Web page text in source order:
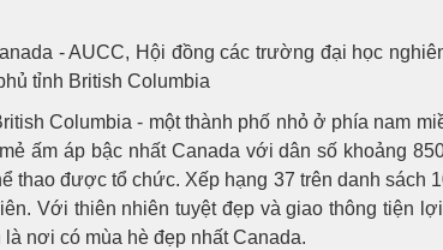
- AUCC, Hội đồng các trường đại học
tỉnh British Columbia
Columbia - một thành phố nhỏ ở phía nam
ấm áp bậc nhất Canada với dân số khoảng
thao được tổ chức. Xếp hạng 37 trên danh
Với thiên nhiên tuyệt đẹp và giao thông tiện
nơi có mùa hè đẹp nhất Canada.